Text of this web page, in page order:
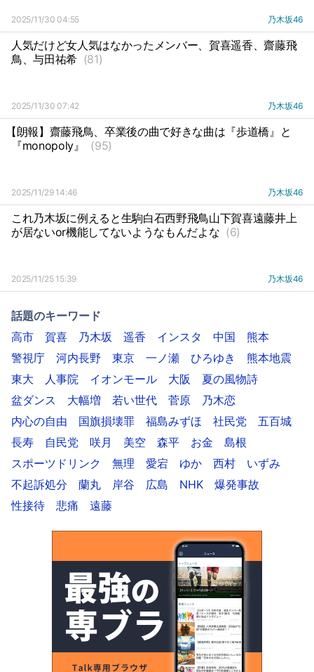
2025/11/30 04:55 乃木坂46
人気だけど女人気はなかったメンバー、賀喜遥香、齋藤飛
鳥、与田祐希 (81)
2025/11/30 07:42 乃木坂46
【朗報】齋藤飛鳥、卒業後の曲で好きな曲は『歩道橋』と
『monopoly』
(95)
2025/11/29 14:46 乃木坂46
これ乃木坂に例えると生駒白石西野飛鳥山下賀喜遠藤井上
が居ないor機能してないようなもんだよな (6)
2025/11/25 15:39 乃木坂46
話題のキーワード
高市
賀喜 乃木坂 遥香 インスタ 中国
熊本
警視庁
河内長野 東京 一ノ瀬 ひろゆき
熊本地震
東大
人事院 イオンモール 大阪
夏の風物詩
盆ダンス
大幅増 若い世代 菅原
乃木恋
内心の自由
国旗損壊罪 福島みずほ 社民党
五百城
長寿
自民党 咲月 美空 森平 お金
島根
スポーツドリンク
無理 愛宕 ゆか 西村
いずみ
不起訴処分
蘭丸 岸谷 広島 NHK
爆発事故
性接待
悲痛 遠藤